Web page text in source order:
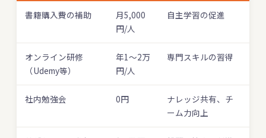
書籍購入費の補助
月5,000
円/人
自主学習の促進
オンライン研修
（Udemy等）
年1〜2万
円/人
専門スキルの習得
社内勉強会 0円
ナレッジ共有、チ
ーム力向上